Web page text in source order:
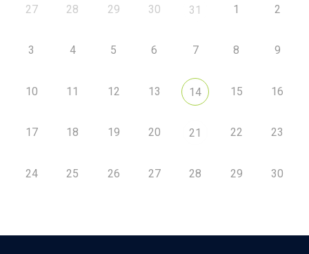
27 28 29 30 31 1 2
3 4 5 6 7 8 9
10 11 12 13 14 15 16
17 18 19 20 21 22 23
24 25 26 27 28 29 30